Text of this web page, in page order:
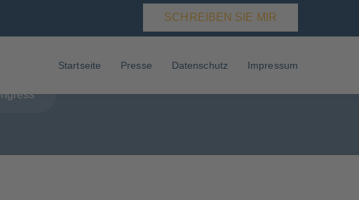
SCHREIBEN SIE MIR
Startseite Presse Datenschutz Impressum